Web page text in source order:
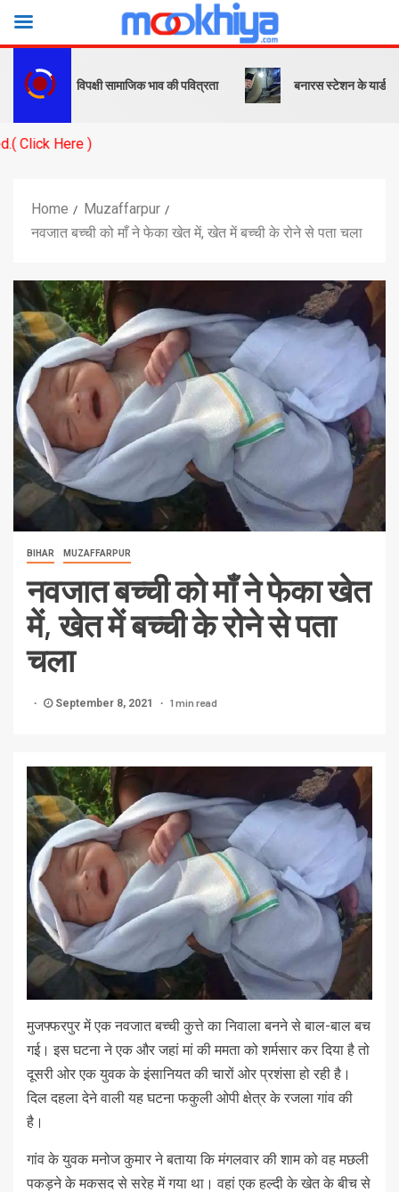
विपक्षी सामाजिक भाव की पवित्रता बनारस स्टेशन के यार्ड में इंजन के
)
Home
Muzaffarpur
नवजात बच्ची को माँ ने फेका खेत में, खेत में बच्ची के रोने से पता चला
BIHAR MUZAFFARPUR
नवजात बच्ची को माँ ने फेका खेत
में, खेत में बच्ची के रोने से पता
चला
September 8, 2021 1 min read
मुजफ्फरपुर में एक नवजात बच्ची कुत्ते का निवाला बनने से बाल-बाल बच
गई। इस घटना ने एक और जहां मां की ममता को शर्मसार कर दिया है तो
दूसरी ओर एक युवक के इंसानियत की चारों ओर प्रशंसा हो रही है।
दिल दहला देने वाली यह घटना फकुली ओपी क्षेत्र के रजला गांव की
है।
गांव के युवक मनोज कुमार ने बताया कि मंगलवार की शाम को वह मछली
पकड़ने के मकसद से सरेह में गया था। वहां एक हल्दी के खेत के बीच से